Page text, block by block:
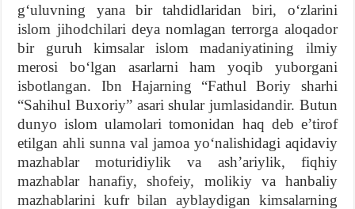
gʻuluvning yana bir tahdidlaridan biri, oʻzlarini
islom jihodchilari deya nomlagan terrorga aloqador
bir guruh kimsalar islom madaniyatining ilmiy
merosi boʻlgan asarlarni ham yoqib yuborgani
isbotlangan. Ibn Hajarning “Fathul Boriy sharhi
“Sahihul Buxoriy” asari shular jumlasidandir. Butun
dunyo islom ulamolari tomonidan haq deb eʼtirof
etilgan ahli sunna val jamoa yoʻnalishidagi aqidaviy
mazhablar moturidiylik va ashʼariylik, fiqhiy
mazhablar hanafiy, shofeiy, molikiy va hanbaliy
mazhablarini kufr bilan ayblaydigan kimsalarning